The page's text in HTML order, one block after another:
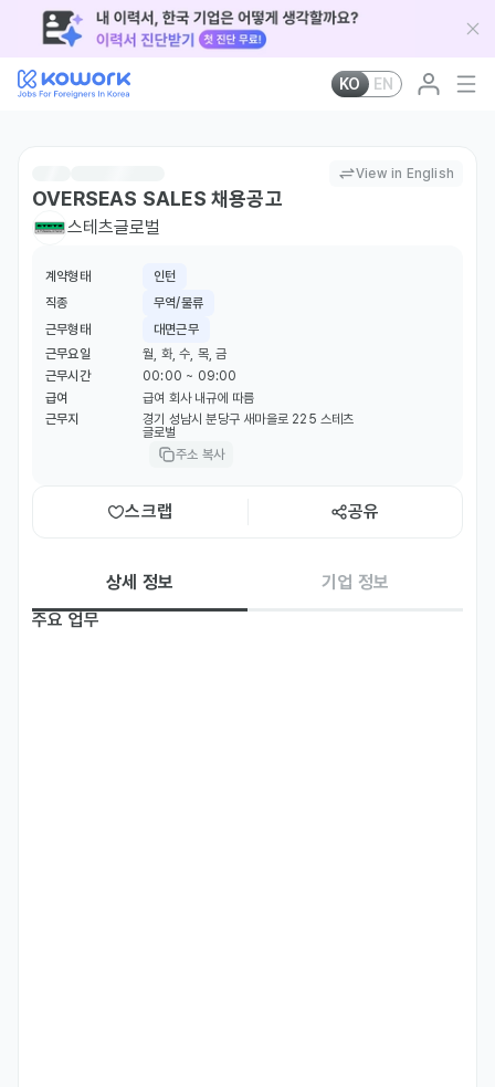
KO EN
View in English
OVERSEAS SALES 채용공고
스테츠글로벌
계약형태
인턴
직종
무역/물류
근무형태
대면근무
근무요일
월, 화, 수, 목, 금
근무시간
00:00 ~ 09:00
급여
급여 회사 내규에 따름
근무지
경기 성남시 분당구 새마을로 225 스테츠
글로벌
주소 복사
스크랩 공유
상세 정보
기업 정보
주요 업무